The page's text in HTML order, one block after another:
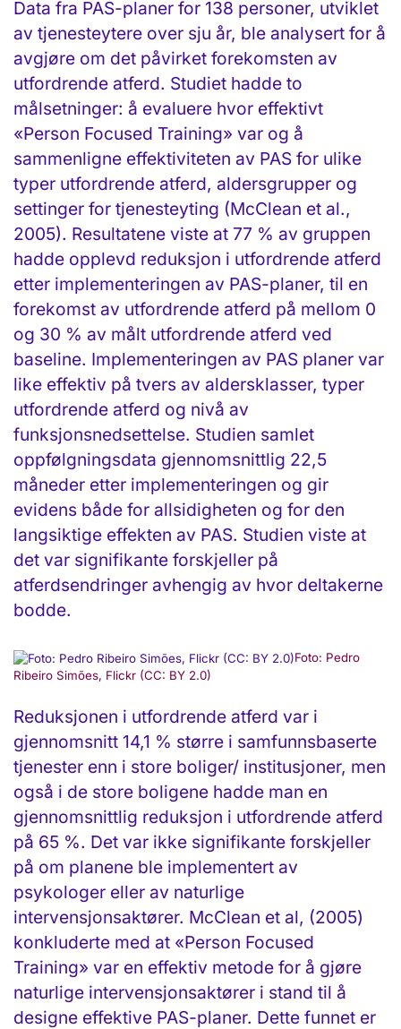
Data fra PAS-planer for 138 personer, utviklet
av tjenesteytere over sju år, ble analysert for å
avgjøre om det påvirket forekomsten av
utfordrende atferd. Studiet hadde to
målsetninger: å evaluere hvor effektivt
«Person Focused Training» var og å
sammenligne effektiviteten av PAS for ulike
typer utfordrende atferd, aldersgrupper og
settinger for tjenesteyting (McClean et al.,
2005). Resultatene viste at 77 % av gruppen
hadde opplevd reduksjon i utfordrende atferd
etter implementeringen av PAS-planer, til en
forekomst av utfordrende atferd på mellom 0
og 30 % av målt utfordrende atferd ved
baseline. Implementeringen av PAS planer var
like effektiv på tvers av aldersklasser, typer
utfordrende atferd og nivå av
funksjonsnedsettelse. Studien samlet
oppfølgningsdata gjennomsnittlig 22,5
måneder etter implementeringen og gir
evidens både for allsidigheten og for den
langsiktige effekten av PAS. Studien viste at
det var signifikante forskjeller på
atferdsendringer avhengig av hvor deltakerne
bodde.
Foto: Pedro
Ribeiro Simões, Flickr (CC: BY 2.0)
Reduksjonen i utfordrende atferd var i
gjennomsnitt 14,1 % større i samfunnsbaserte
tjenester enn i store boliger/ institusjoner, men
også i de store boligene hadde man en
gjennomsnittlig reduksjon i utfordrende atferd
på 65 %. Det var ikke signifikante forskjeller
på om planene ble implementert av
psykologer eller av naturlige
intervensjonsaktører. McClean et al, (2005)
konkluderte med at «Person Focused
Training» var en effektiv metode for å gjøre
naturlige intervensjonsaktører i stand til å
designe effektive PAS-planer. Dette funnet er